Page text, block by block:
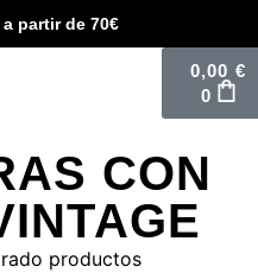
partir de 70€
0,00 €
0
CON
productos